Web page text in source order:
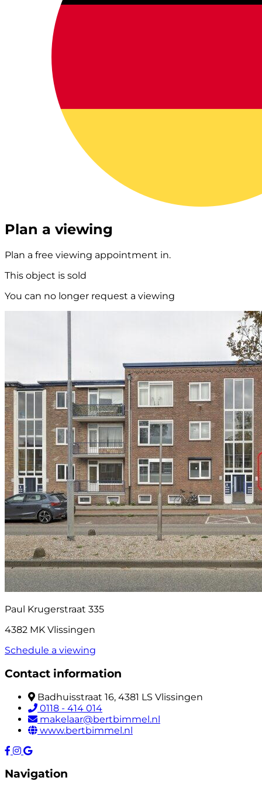
Plan a viewing
Plan a free viewing appointment in.
This object is sold
You can no longer request a viewing
Paul Krugerstraat 335
4382 MK Vlissingen
Schedule a viewing
Contact information
Badhuisstraat 16, 4381 LS Vlissingen
0118 - 414 014
makelaar@bertbimmel.nl
www.bertbimmel.nl
Navigation